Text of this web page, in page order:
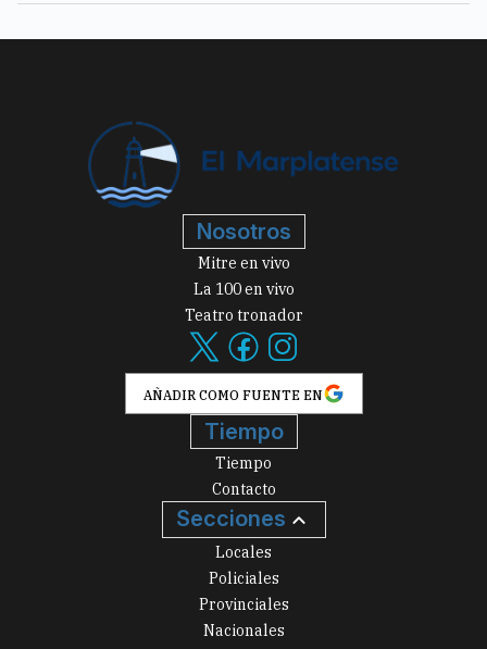
Nosotros
Mitre en vivo
La 100 en vivo
Teatro tronador
AÑADIR COMO FUENTE EN
Tiempo
Tiempo
Contacto
Secciones
Locales
Policiales
Provinciales
Nacionales